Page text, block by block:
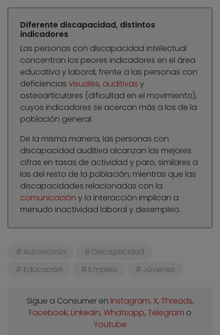
Diferente discapacidad, distintos
indicadores
Las personas con discapacidad intelectual
concentran los peores indicadores en el área
educativa y laboral, frente a las personas con
deficiencias visuales, auditivas y
osteoarticulares (dificultad en el movimiento),
cuyos indicadores se acercan más a los de la
población general.
De la misma manera, las personas con
discapacidad auditiva alcanzan las mejores
cifras en tasas de actividad y paro, similares a
las del resto de la población, mientras que las
discapacidades relacionadas con la
comunicación y la interacción implican a
menudo inactividad laboral y desempleo.
Autonomía
Discapacidad
Educación
Empleo Jóvenes
Sigue a Consumer en Instagram, X, Threads,
Facebook, Linkedin, Whatsapp, Telegram o
Youtube